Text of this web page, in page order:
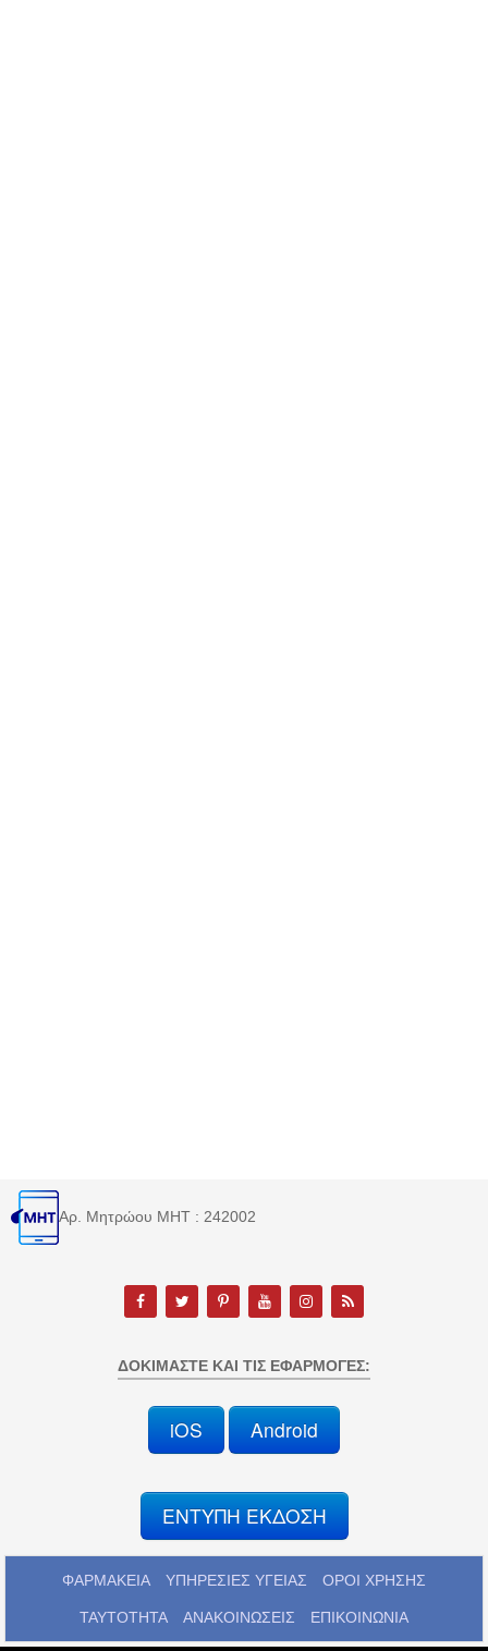
Αρ. Μητρώου MHT : 242002
ΔΟΚΙΜΆΣΤΕ ΚΑΙ ΤΙΣ ΕΦΑΡΜΟΓΈΣ:
iOS Android
ΕΝΤΥΠΗ ΕΚΔΟΣΗ
ΦΑΡΜΑΚΕΙΑ ΥΠΗΡΕΣΙΕΣ ΥΓΕΙΑΣ ΟΡΟΙ ΧΡΗΣΗΣ
ΤΑΥΤΟΤΗΤΑ ΑΝΑΚΟΙΝΩΣΕΙΣ ΕΠΙΚΟΙΝΩΝΙΑ